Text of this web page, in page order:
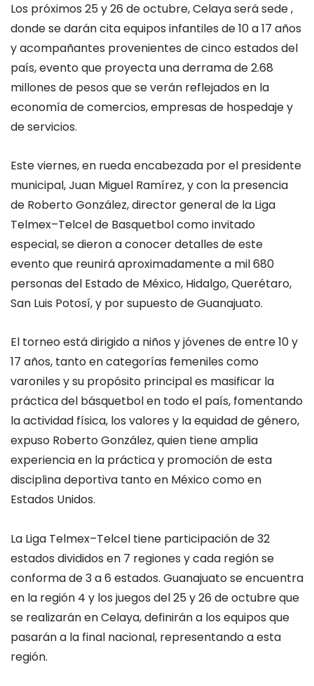
Los próximos 25 y 26 de octubre, Celaya será sede,
donde se darán cita equipos infantiles de 10 a 17 años
y acompañantes provenientes de cinco estados del
país, evento que proyecta una derrama de 2.68
millones de pesos que se verán reflejados en la
economía de comercios, empresas de hospedaje y
de servicios.
Este viernes, en rueda encabezada por el presidente
municipal, Juan Miguel Ramírez, y con la presencia
de Roberto González, director general de la Liga
Telmex–Telcel de Basquetbol como invitado
especial, se dieron a conocer detalles de este
evento que reunirá aproximadamente a mil 680
personas del Estado de México, Hidalgo, Querétaro,
San Luis Potosí, y por supuesto de Guanajuato.
El torneo está dirigido a niños y jóvenes de entre 10 y
17 años, tanto en categorías femeniles como
varoniles y su propósito principal es masificar la
práctica del básquetbol en todo el país, fomentando
la actividad física, los valores y la equidad de género,
expuso Roberto González, quien tiene amplia
experiencia en la práctica y promoción de esta
disciplina deportiva tanto en México como en
Estados Unidos.
La Liga Telmex–Telcel tiene participación de 32
estados divididos en 7 regiones y cada región se
conforma de 3 a 6 estados. Guanajuato se encuentra
en la región 4 y los juegos del 25 y 26 de octubre que
se realizarán en Celaya, definirán a los equipos que
pasarán a la final nacional, representando a esta
región.